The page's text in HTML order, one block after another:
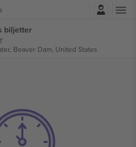
biljetter
Beaver Dam, United States